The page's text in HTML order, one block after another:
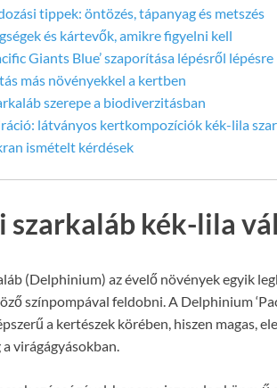
tippek: öntözés, tápanyag és metszés
és kártevők, amikre figyelni kell
Giants Blue’ szaporítása lépésről lépésre
más növényekkel a kertben
szerepe a biodiverzitásban
látványos kertkompozíciók kék-lila
ismételt kérdések
szarkaláb kék-lila
(Delphinium) az évelő növények egyik
színpompával feldobni. A Delphinium
a kertészek körében, hiszen magas,
virágágyásokban.